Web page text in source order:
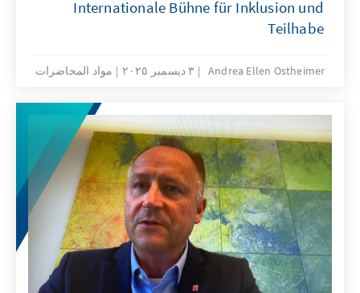
Internationale Bühne für Inklusion und
Teilhabe
Andrea Ellen Ostheimer ٣ ديسمبر ٢٠٢٥ مواد المحاضرات